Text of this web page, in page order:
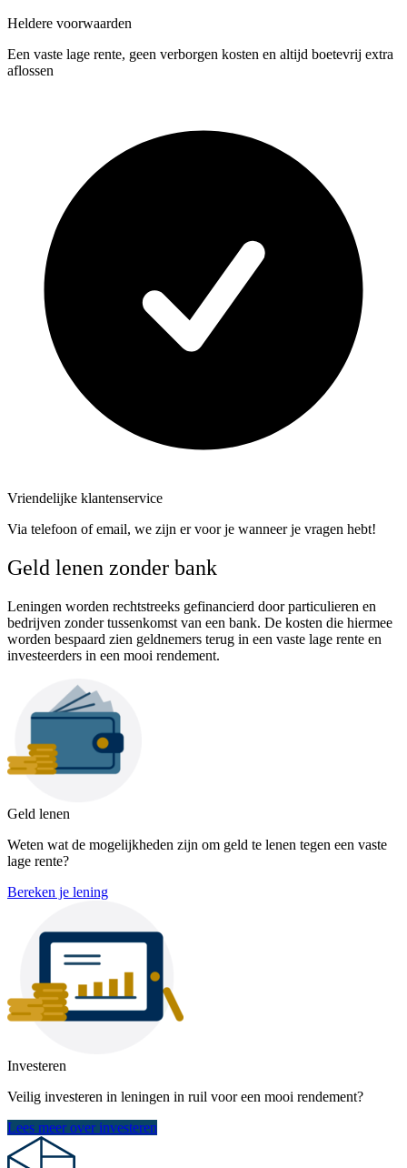
Heldere voorwaarden
Een vaste lage rente, geen verborgen kosten en altijd boetevrij extra
aflossen
Vriendelijke klantenservice
Via telefoon of email, we zijn er voor je wanneer je vragen hebt!
Geld lenen zonder bank
Leningen worden rechtstreeks gefinancierd door particulieren en
bedrijven zonder tussenkomst van een bank. De kosten die hiermee
worden bespaard zien geldnemers terug in een vaste lage rente en
investeerders in een mooi rendement.
Geld lenen
Weten wat de mogelijkheden zijn om geld te lenen tegen een vaste
lage rente?
Bereken je lening
Investeren
Veilig investeren in leningen in ruil voor een mooi rendement?
Lees meer over investeren